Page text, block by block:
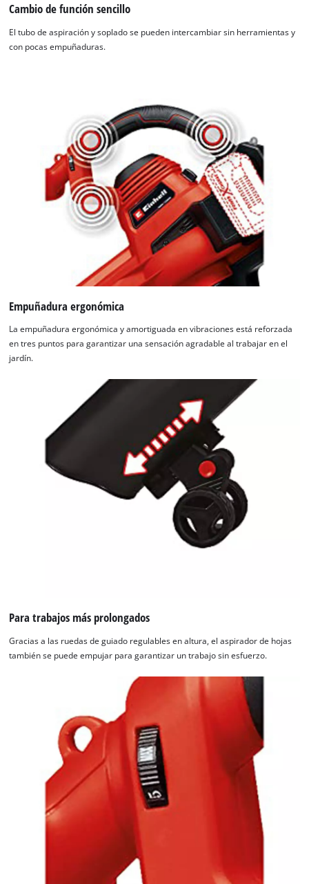
¡Necesitamos su consentimiento para
cargar el servicio Google Maps!
This content is not permitted to load due
to trackers that are not disclosed to the
visitor. The website owner needs to setup
to the list of technologies used.
Powered byUsercentrics Consent
Management Platform
Cambio de función sencillo
El tubo de aspiración y soplado se pueden intercambiar sin herramientas y
con pocas empuñaduras.
Empuñadura ergonómica
La empuñadura ergonómica y amortiguada en vibraciones está reforzada
en tres puntos para garantizar una sensación agradable al trabajar en el
jardín.
Para trabajos más prolongados
Gracias a las ruedas de guiado regulables en altura, el aspirador de hojas
también se puede empujar para garantizar un trabajo sin esfuerzo.